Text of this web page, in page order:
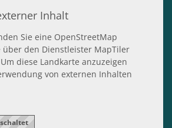
Inhalt
Sie eine OpenStreetMap
über den Dienstleister MapTiler
diese Landkarte anzuzeigen
von externen Inhalten